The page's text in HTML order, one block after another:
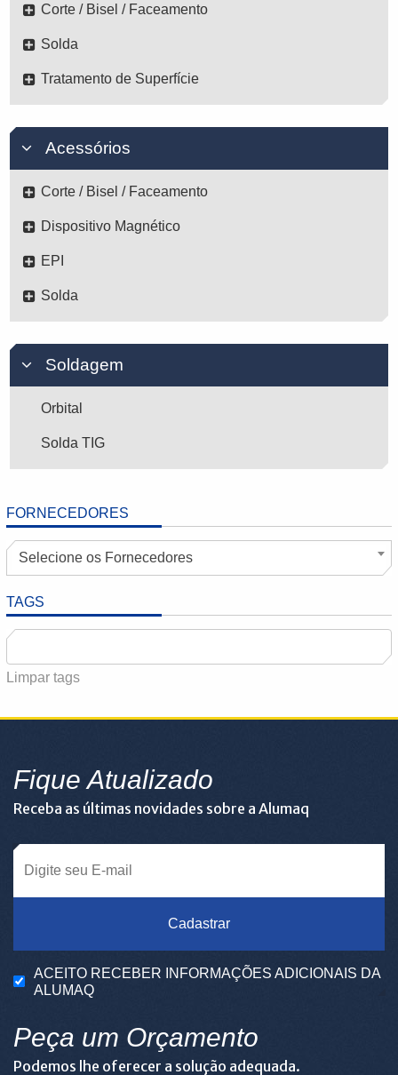
Corte / Bisel / Faceamento
Solda
Tratamento de Superfície
Acessórios
Corte / Bisel / Faceamento
Dispositivo Magnético
EPI
Solda
Soldagem
Orbital
Solda TIG
FORNECEDORES
Selecione os Fornecedores
TAGS
Limpar tags
Fique Atualizado
Receba as últimas novidades sobre a Alumaq
Cadastrar
ACEITO RECEBER INFORMAÇÕES ADICIONAIS DA
ALUMAQ
Peça um Orçamento
Podemos lhe oferecer a solução adequada.